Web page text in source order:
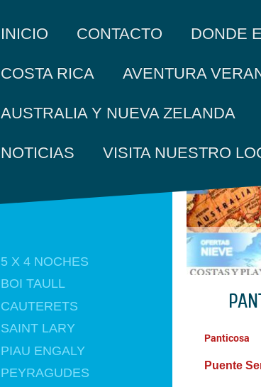
INICIO CONTACTO DONDE
COSTA RICA AVENTURA
AUSTRALIA Y NUEVA ZELANDA
NOTICIAS VISITA NUESTRO
Panticosa
Puente
5 X 4 NOCHES
BOI TAULL
CAUTERETS
SAINT LARY
PIAU ENGALY
PEYRAGUDES